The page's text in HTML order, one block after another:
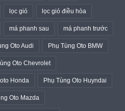
lọc gió lọc gió điều hòa
má phanh sau má phanh trước
Oto Audi Phụ Tùng Oto BMW
Oto Chevrolet
Honda Phụ Tùng Oto Huyndai
Oto Mazda